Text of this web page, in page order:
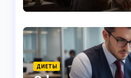
ДИЕТЫ